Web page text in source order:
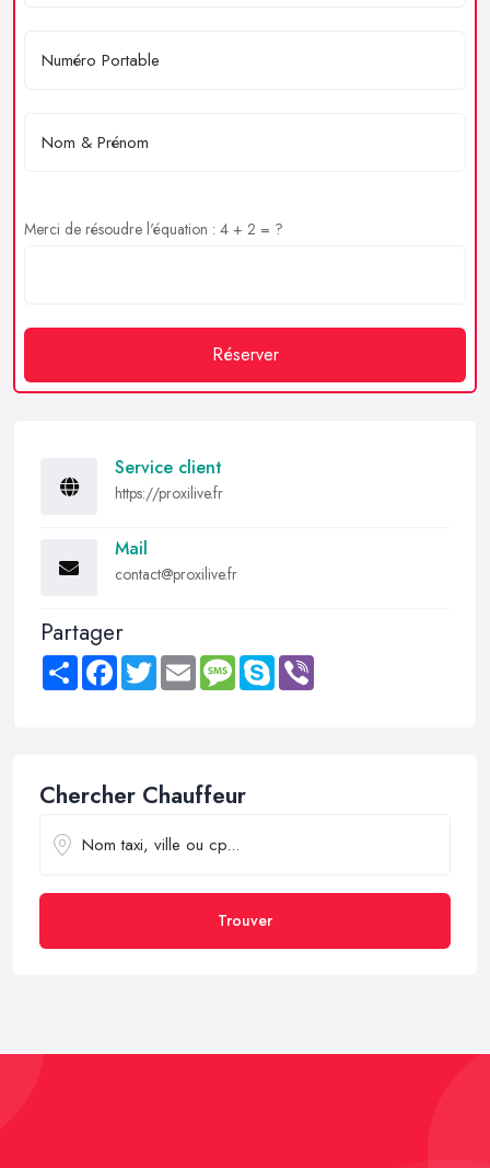
Merci de résoudre l'équation : 4 + 2 = ?
Réserver
Service client
https://proxilive.fr
Mail
contact@proxilive.fr
Partager
Share FacebookTwitter Email MessageSkype
Chercher Chauffeur
Trouver